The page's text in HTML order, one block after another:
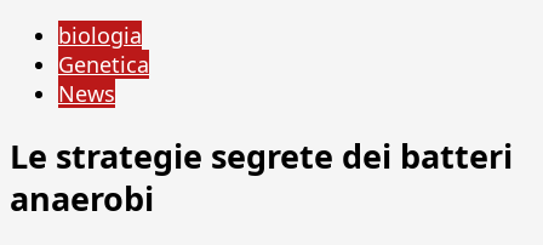
biologia
Genetica
News
Le strategie segrete dei batteri
anaerobi